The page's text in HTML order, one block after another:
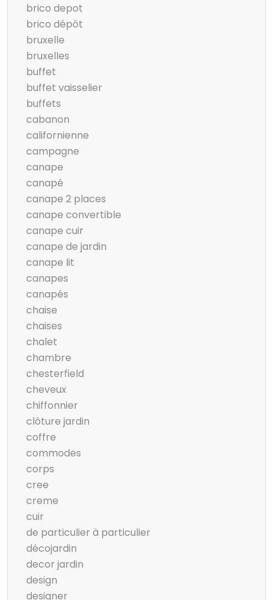
brico depot
brico dépôt
bruxelle
bruxelles
buffet
buffet vaisselier
buffets
cabanon
californienne
campagne
canape
canapé
canape 2 places
canape convertible
canape cuir
canape de jardin
canape lit
canapes
canapés
chaise
chaises
chalet
chambre
chesterfield
cheveux
chiffonnier
clôture jardin
coffre
commodes
corps
cree
creme
cuir
de particulier à particulier
décojardin
decor jardin
design
designer